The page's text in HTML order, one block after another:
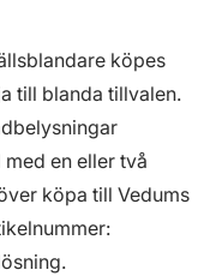
köpes
till blanda tillvalen.
en eller två
köpa till Vedums